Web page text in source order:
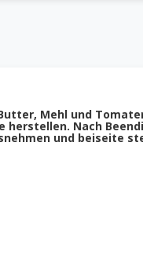
Mehl und
herstellen. Nach
und beiseite